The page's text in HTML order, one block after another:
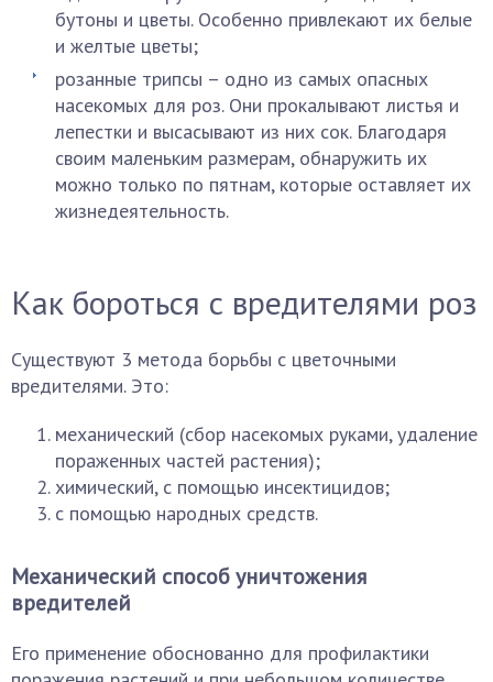
бутоны и цветы. Особенно привлекают их белые
и желтые цветы;
розанные трипсы – одно из самых опасных
насекомых для роз. Они прокалывают листья и
лепестки и высасывают из них сок. Благодаря
своим маленьким размерам, обнаружить их
можно только по пятнам, которые оставляет их
жизнедеятельность.
Как бороться с вредителями роз
Существуют 3 метода борьбы с цветочными
вредителями. Это:
механический (сбор насекомых руками, удаление
пораженных частей растения);
химический, с помощью инсектицидов;
с помощью народных средств.
Механический способ уничтожения
вредителей
Его применение обоснованно для профилактики